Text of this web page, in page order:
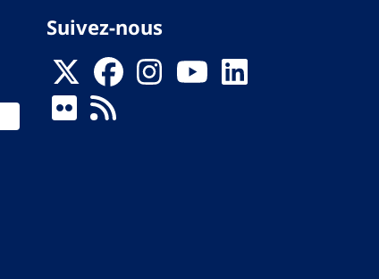
Suivez-nous